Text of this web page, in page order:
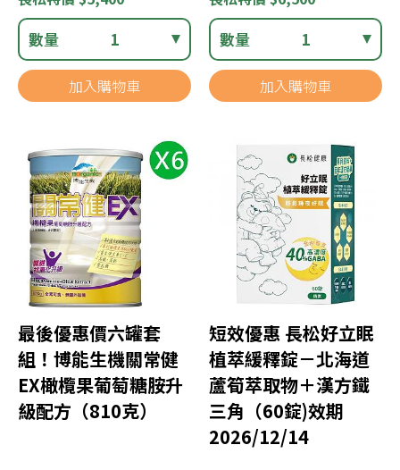
數量 1
加入購物車
數量 1
加入購物車
最後優惠價六罐套
組！博能生機關常健
EX橄欖果葡萄糖胺升
級配方（810克）
短效優惠 長松好立眠
植萃緩釋錠－北海道
蘆筍萃取物＋漢方鐵
三角（60錠)效期
2026/12/14